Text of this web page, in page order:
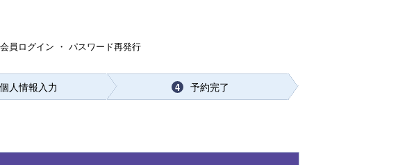
会員ログイン ・ パスワード再発行
個人情報入力 4 予約完了